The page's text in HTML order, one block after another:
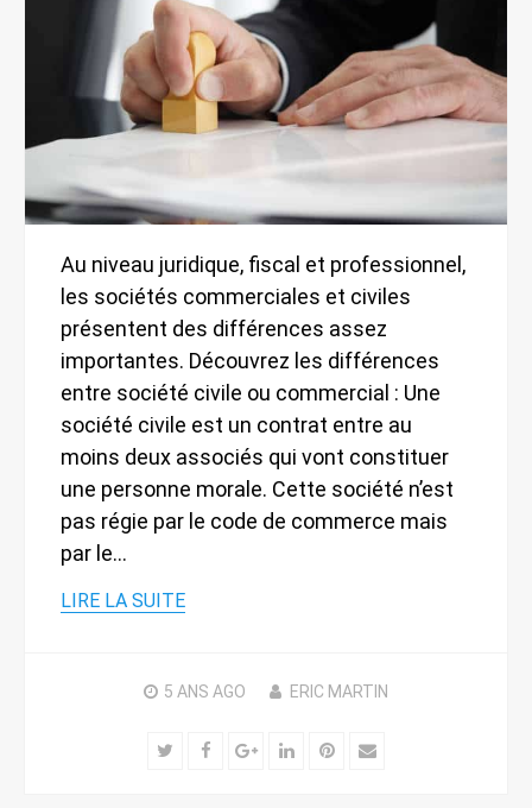
Au niveau juridique, fiscal et professionnel,
les sociétés commerciales et civiles
présentent des différences assez
importantes. Découvrez les différences
entre société civile ou commercial : Une
société civile est un contrat entre au
moins deux associés qui vont constituer
une personne morale. Cette société n’est
pas régie par le code de commerce mais
par le…
LIRE LA SUITE
5 ANS AGO ERIC MARTIN
TwitterFacebookGoogle+
LinkedInPinterest
Email